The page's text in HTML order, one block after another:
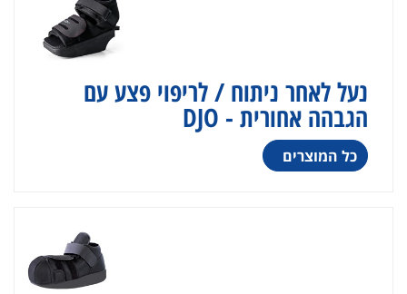
נעל לאחר ניתוח / לריפוי פצע עם
הגבהה אחורית - DJO
כל המוצרים